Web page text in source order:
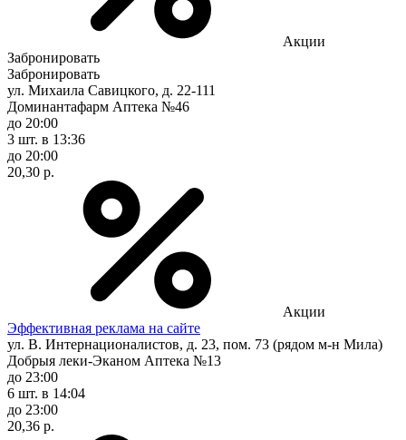
Акции
Забронировать
Забронировать
ул. Михаила Савицкого, д. 22-111
Доминантафарм Аптека №46
до 20:00
3 шт. в 13:36
до 20:00
20,30 р.
Акции
Эффективная реклама на сайте
ул. В. Интернационалистов, д. 23, пом. 73 (рядом м-н Мила)
Добрыя леки-Эканом Аптека №13
до 23:00
6 шт. в 14:04
до 23:00
20,36 р.